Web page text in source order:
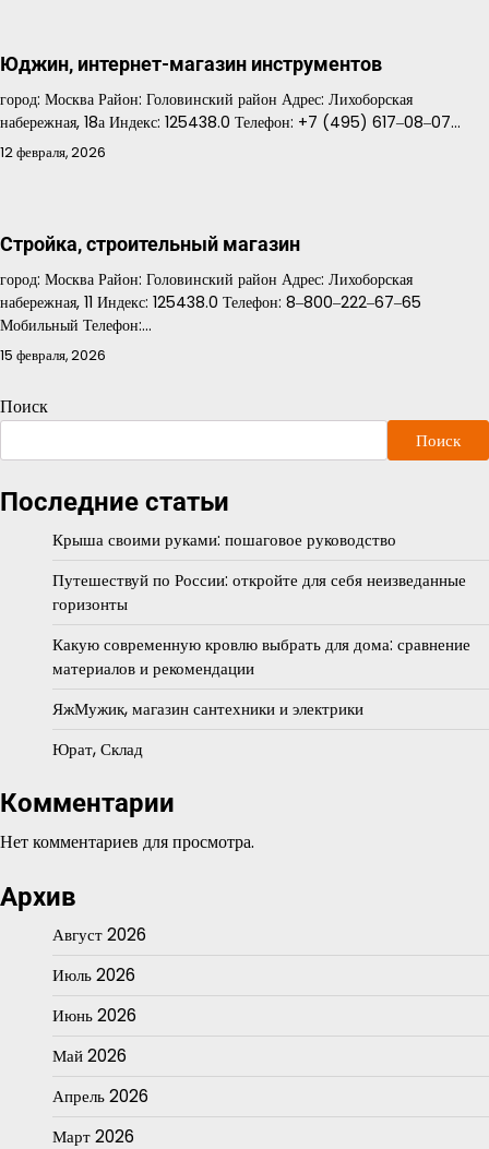
Юджин, интернет-магазин инструментов
город: Москва Район: Головинский район Адрес: Лихоборская
набережная, 18а Индекс: 125438.0 Телефон: +7 (495) 617‒08‒07…
12 февраля, 2026
Стройка, строительный магазин
город: Москва Район: Головинский район Адрес: Лихоборская
набережная, 11 Индекс: 125438.0 Телефон: 8‒800‒222‒67‒65
Мобильный Телефон:…
15 февраля, 2026
Поиск
Поиск
Последние статьи
Крыша своими руками: пошаговое руководство
Путешествуй по России: откройте для себя неизведанные
горизонты
Какую современную кровлю выбрать для дома: сравнение
материалов и рекомендации
ЯжМужик, магазин сантехники и электрики
Юрат, Склад
Комментарии
Нет комментариев для просмотра.
Архив
Август 2026
Июль 2026
Июнь 2026
Май 2026
Апрель 2026
Март 2026